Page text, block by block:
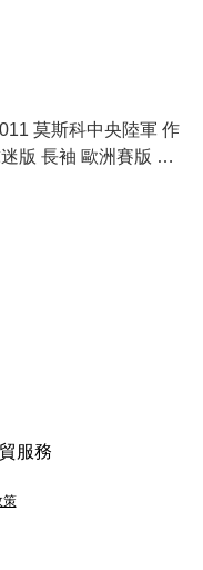
莫斯科中央陸軍 作
版 長袖 歐洲賽版 連7
服務
策